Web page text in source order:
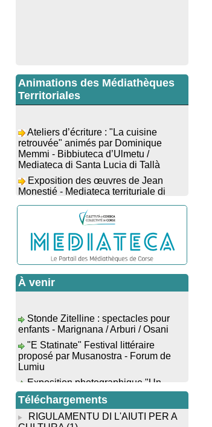
Animations des Médiathèques
Territoriales
retrouvée" animés par Dominique
Memmi - Bibbiuteca d’Ulmetu /
Mediateca di Santa Lucia di Tallà
Exposition des œuvres de Jean
Monestié - Mediateca territuriale di
Santa Lucia di Tallà
Conférence d’astrophysique : “Au-
delà du visible” animée par
l’astrophysicien Paul Guerrini -
Médiathèque - Pitretu è Bicchisgià
Exposition des œuvres de
Dominique Malberti Morin : "Racines,
peintures acryliques et aquarelles" -
Mediateca territuriale di Santa Lucia di
Animation : "Petits lecteurs" -
Médiathèque - Pitretu è Bicchisgià
Veillée de contes à la forêt
enchantée "U Mondu ditu mignuleddu"
par la Caravane de Conteurs - Currà
Colloque : "Taravu : terre de
patrimoines", Regards sur le
patrimoine religieux, roman, thermal et
littéraire - Spaziu Jean-Marc Fiamma -
A Sarra di Farru
À venir
enfants - Marignana / Arburi / Osani
"E Statinate" Festival littéraire
proposé par Musanostra - Forum de
Lumiu
Exposition photographique "Un
Paese Vivu" proposé par l’association
Paese di U Prunu - U Prunu
"Evviva u Capicorsu" : Alimea è
musica - Place de l'église - Barrettali
Téléchargements
RIGULAMENTU DI L'AIUTI PER A